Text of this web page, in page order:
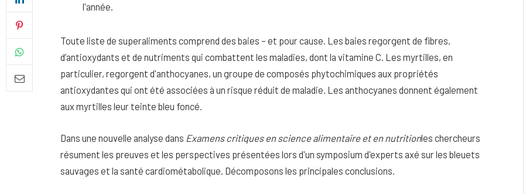
l'année.
Toute liste de superaliments comprend des baies – et pour cause. Les baies regorgent de fibres,
d’antioxydants et de nutriments qui combattent les maladies, dont la vitamine C. Les myrtilles, en
particulier, regorgent d'anthocyanes, un groupe de composés phytochimiques aux propriétés
antioxydantes qui ont été associées à un risque réduit de maladie. Les anthocyanes donnent également
aux myrtilles leur teinte bleu foncé.
Dans une nouvelle analyse dans Examens critiques en science alimentaire et en nutritionles chercheurs
résument les preuves et les perspectives présentées lors d'un symposium d'experts axé sur les bleuets
sauvages et la santé cardiométabolique. Décomposons les principales conclusions.
Quel soin adopter pour une peau
uniforme et lumineuse
Peau sèche et sensible : quels soins